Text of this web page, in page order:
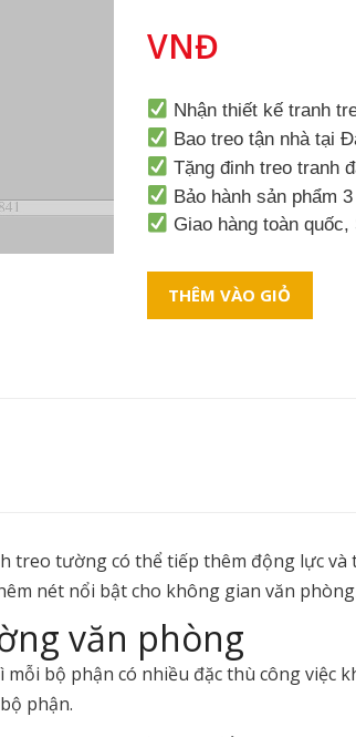
VNĐ
Nhận thiết kế tranh
Bao treo tận nhà tại
Tặng đinh treo tranh
Bảo hành sản phẩm
Giao hàng toàn
THÊM VÀO GIỎ
treo tường có thể tiếp thêm động lực và
nét nổi bật cho không gian văn phòng
văn phòng
bộ phận có nhiều đặc thù công
phận.